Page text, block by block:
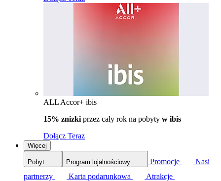
ALL Accor+ ibis
15% znizki przez cały rok na pobyty w ibis
Dołącz Teraz
Więcej
Pobyt Program lojalnościowy Promocje
Nasi
partnerzy
Karta podarunkowa Atrakcje